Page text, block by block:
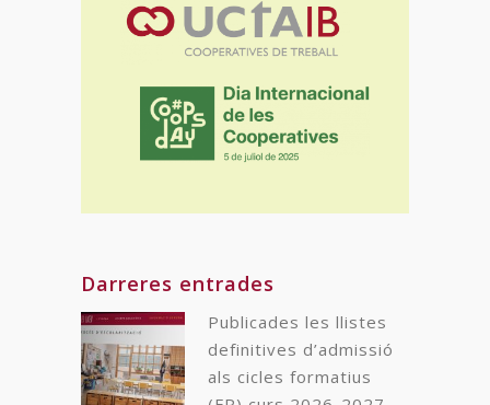
Darreres entrades
Publicades les llistes
definitives d’admissió
als cicles formatius